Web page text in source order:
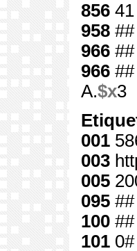
856 41
958 ##
966 ##
966 ##
A.$x3
001
003
005
095 ##
100 ##
101 0#